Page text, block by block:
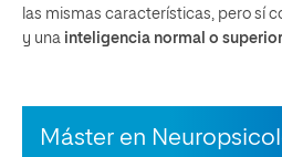
las mismas características, pero sí
y una inteligencia normal o
Máster en